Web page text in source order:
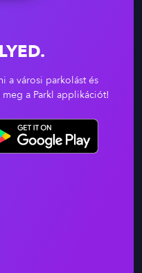
a városi parkolást és
a Parkl applikációt!